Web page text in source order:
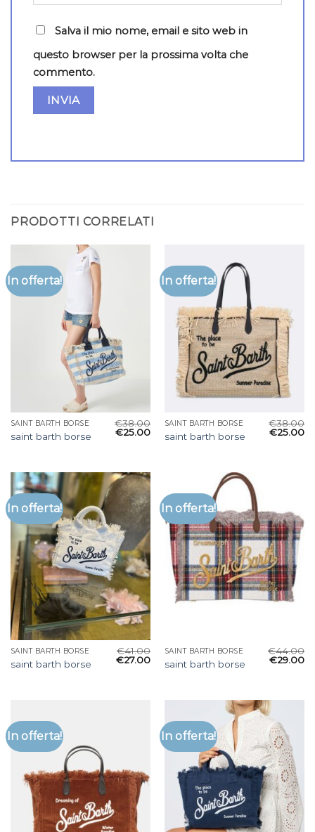
Salva il mio nome, email e sito web in
questo browser per la prossima volta che
commento.
PRODOTTI CORRELATI
In offerta!
SAINT BARTH BORSE
saint barth borse
€38.00
€25.00
In offerta!
SAINT BARTH BORSE
saint barth borse
€38.00
€25.00
In offerta!
SAINT BARTH BORSE
saint barth borse
€41.00
€27.00
In offerta!
SAINT BARTH BORSE
saint barth borse
€44.00
€29.00
In offerta! In offerta!